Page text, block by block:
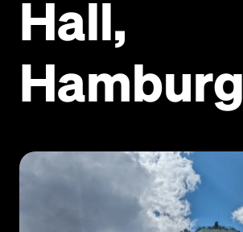
Hall,
Hamburg